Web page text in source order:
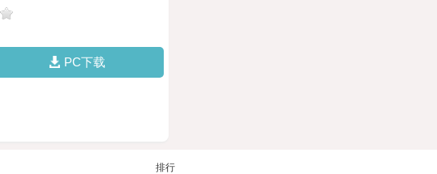
PC下载
排行